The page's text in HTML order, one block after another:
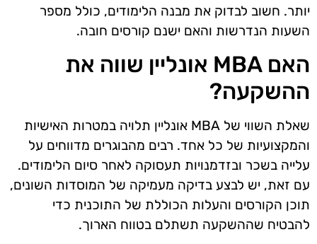
יותר. חשוב לבדוק את מבנה הלימודים, כולל מספר
השעות הנדרשות והאם ישנם קורסים חובה.
האם MBA אונליין שווה את
ההשקעה?
שאלת השווי של MBA אונליין תלויה במטרות האישיות
והמקצועיות של כל אחד. רבים מהבוגרים מדווחים על
עלייה בשכר ובזדמנויות תעסוקה לאחר סיום הלימודים.
עם זאת, יש לבצע בדיקה מעמיקה של המוסדות השונים,
תוכן הקורסים והעלות הכוללת של התוכנית כדי
להבטיח שההשקעה תשתלם בטווח הארוך.